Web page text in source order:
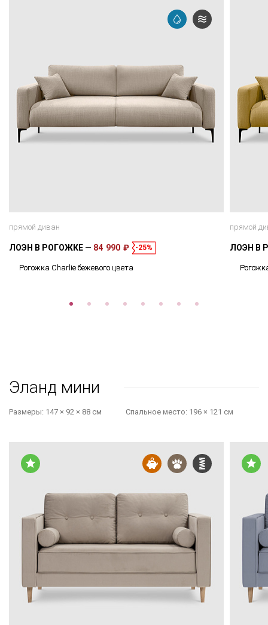
прямой диван
ЛОЭН В РОГОЖКЕ 84 990 ₽ -25%
Рогожка Charlie бежевого цвета
прямой
ЛОЭН В
Эланд мини
Размеры: 147 × 92 × 88 см Cпальное место: 196 × 121 см